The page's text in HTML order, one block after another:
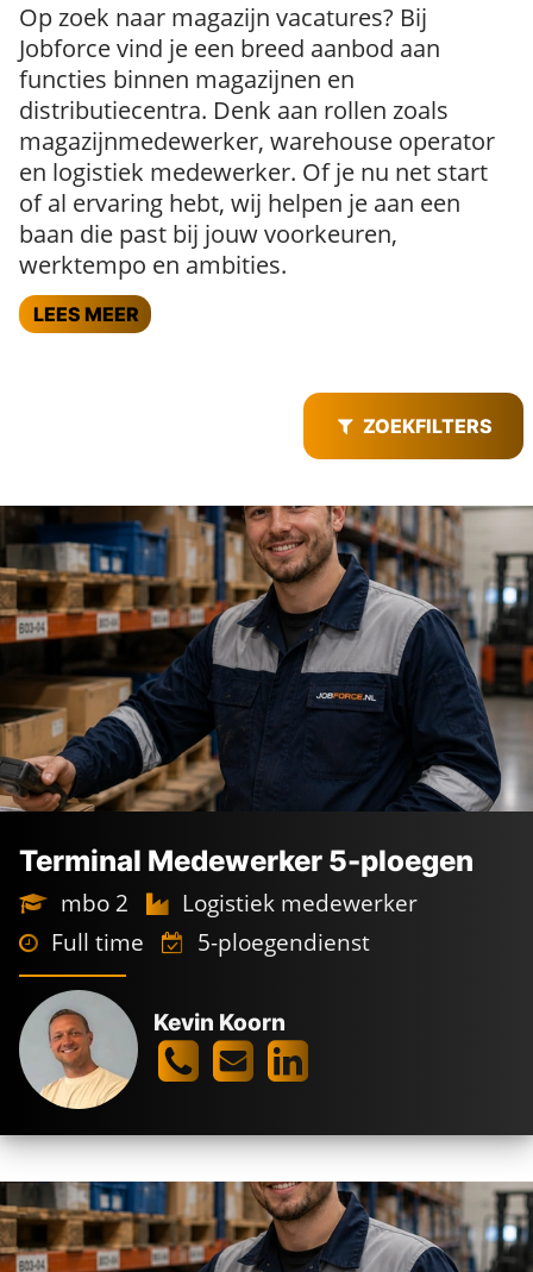
Op zoek naar magazijn vacatures? Bij
Jobforce vind je een breed aanbod aan
functies binnen magazijnen en
distributiecentra. Denk aan rollen zoals
magazijnmedewerker, warehouse operator
en logistiek medewerker. Of je nu net start
of al ervaring hebt, wij helpen je aan een
baan die past bij jouw voorkeuren,
werktempo en ambities.
LEES MEER
ZOEKFILTERS
Terminal Medewerker 5-ploegen
mbo 2
Logistiek medewerker
Full time
5-ploegendienst
Kevin Koorn